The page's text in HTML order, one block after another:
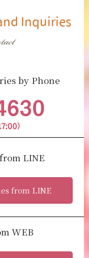
Inquiries
by Phone
LINE
from LINE
WEB